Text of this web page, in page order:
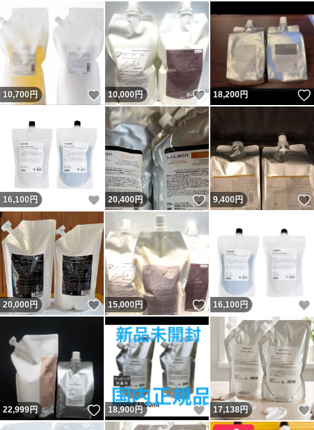
10,700円 いいね！
10,000円 いいね！
18,200円
16,100 円 いいね！
20,400円 いいね！
9,400円
20,000円 いいね！
15,000円 いいね！
16,100 円
22,999円 いいね！
18,900円 いいね！
17,138円